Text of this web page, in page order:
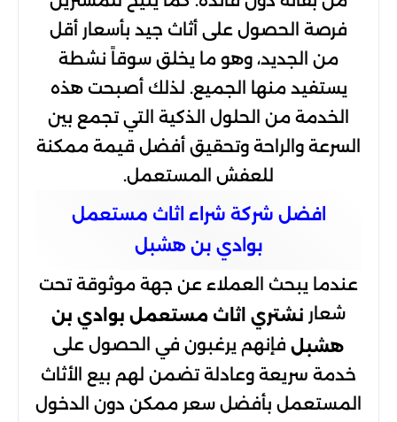
فرصة الحصول على أثاث جيد بأسعار أقل
من الجديد، وهو ما يخلق سوقاً نشطة
يستفيد منها الجميع. لذلك أصبحت هذه
الخدمة من الحلول الذكية التي تجمع بين
السرعة والراحة وتحقيق أفضل قيمة ممكنة
للعفش المستعمل.
افضل شركة شراء اثاث مستعمل
بوادي بن هشبل
عندما يبحث العملاء عن جهة موثوقة تحت
شعار نشتري اثاث مستعمل بوادي بن
هشبل فإنهم يرغبون في الحصول على
خدمة سريعة وعادلة تضمن لهم بيع الأثاث
المستعمل بأفضل سعر ممكن دون الدخول